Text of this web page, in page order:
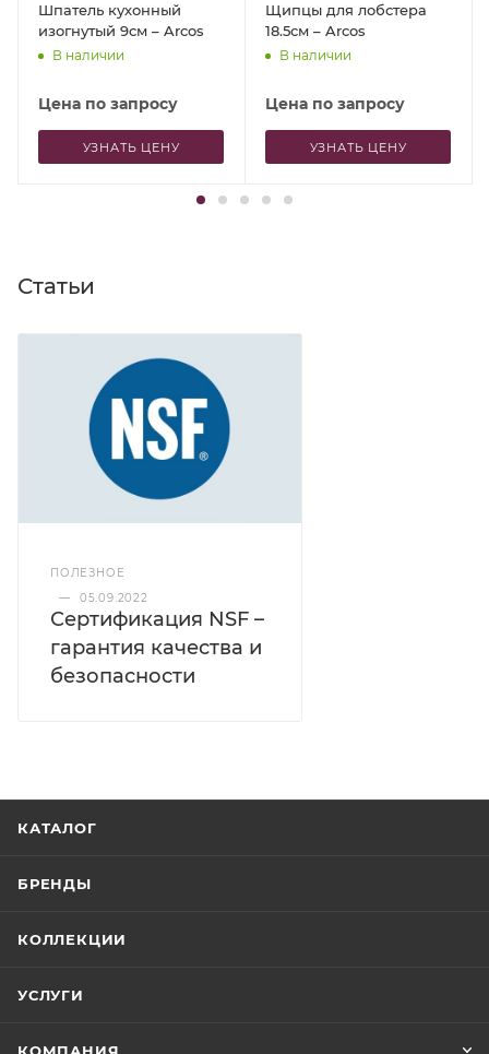
Шпатель кухонный
изогнутый 9см – Arcos
В наличии
Цена по запросу
УЗНАТЬ ЦЕНУ
Щипцы для лобстера
18.5см – Arcos
В наличии
Цена по запросу
УЗНАТЬ ЦЕНУ
Статьи
ПОЛЕЗНОЕ
—
05.09.2022
Сертификация NSF –
гарантия качества и
безопасности
КАТАЛОГ
БРЕНДЫ
КОЛЛЕКЦИИ
УСЛУГИ